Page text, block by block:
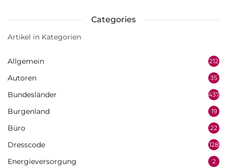
Categories
Artikel in Kategorien
Allgemein 212
Autoren 35
Bundesländer 437
Burgenland 19
Büro 22
Dresscode 128
Energieversorgung 2